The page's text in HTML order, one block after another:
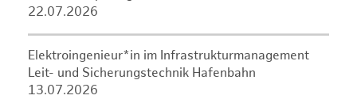
22.07.2026
Elektroingenieur*in im Infrastrukturmanagement
Leit- und Sicherungstechnik Hafenbahn
13.07.2026